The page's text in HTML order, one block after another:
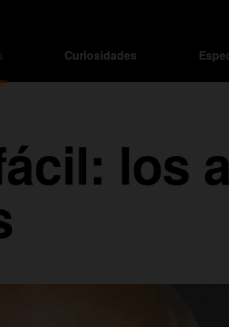
Curiosidades
los